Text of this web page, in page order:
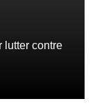
lutter contre